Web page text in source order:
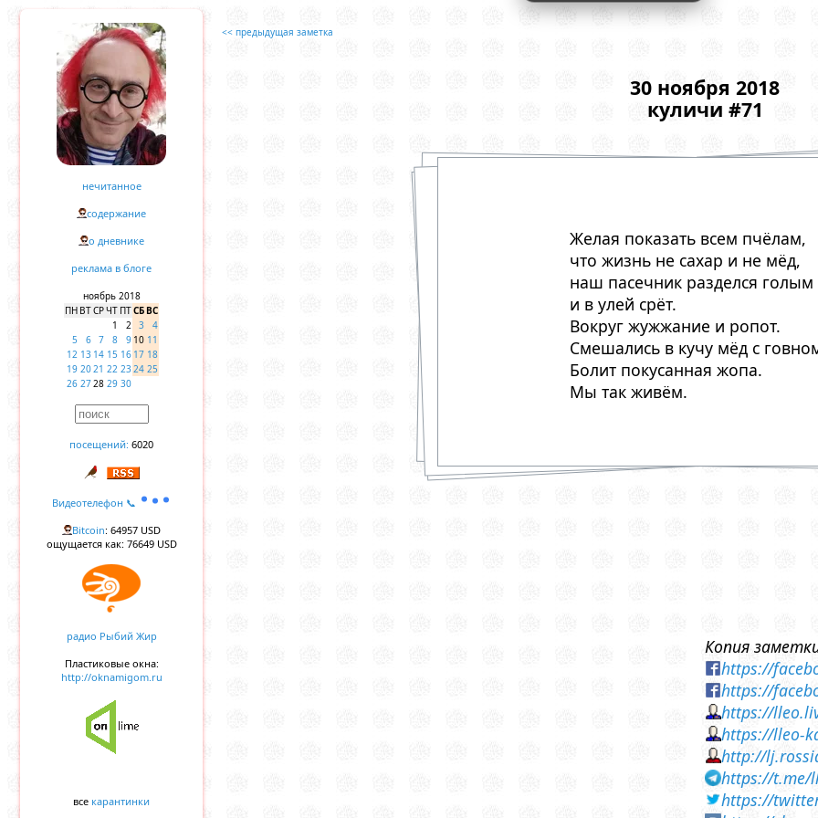
нечитанное
содержание
о дневнике
реклама в блоге
ноябрь 2018
ПН ВТСРЧТ ПТСБВС
1
2 3
4
5
6 7 8 9 10 11
12 13 14 15 16 17 18
19 2021 22 2324 25
26 2728 29 30
посещений: 6020
Видеотелефон 📞
Bitcoin: 64957 USD
ощущается как: 76649 USD
радио Рыбий Жир
Пластиковые окна:
http://oknamigom.ru
все карантинки
<< предыдущая заметка
30 ноября 2018
куличи #71
Желая показать всем пчёлам,
что жизнь не сахар и не мёд,
наш пасечник разделся голым
и в улей срёт.
Вокруг жужжание и ропот.
Смешались в кучу мёд с
Болит покусанная жопа.
Мы так живём.
Копия
https://
https://
https://
https://lleo-
http://
https://t.me/
https://